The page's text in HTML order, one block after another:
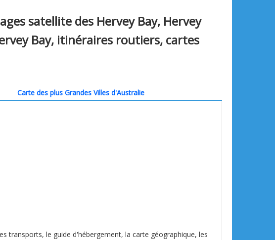
satellite des Hervey Bay, Hervey
Bay, itinéraires routiers, cartes
Carte des plus Grandes Villes d'Australie
transports, le guide d'hébergement, la carte géographique, les